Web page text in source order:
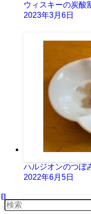
ウィスキーの炭酸
2023年3月6日
ハルジオンのつぼ
2022年6月5日